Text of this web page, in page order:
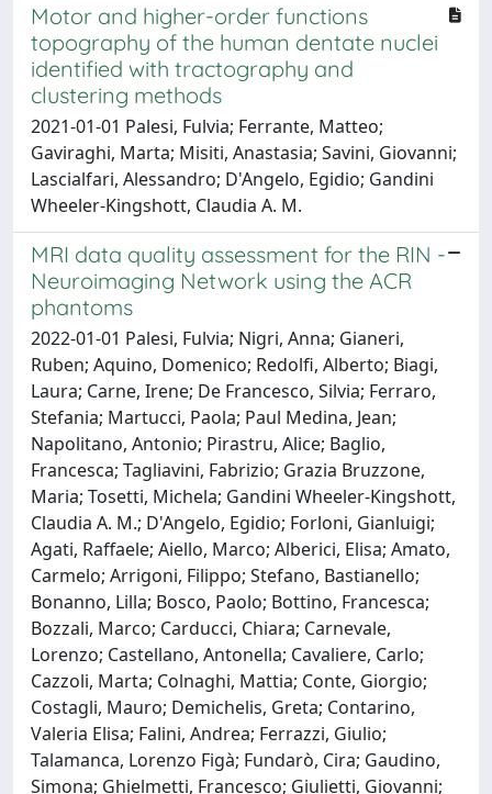
Motor and higher-order functions
topography of the human dentate nuclei
identified with tractography and
clustering methods
2021-01-01 Palesi, Fulvia; Ferrante, Matteo;
Gaviraghi, Marta; Misiti, Anastasia; Savini, Giovanni;
Lascialfari, Alessandro; D'Angelo, Egidio; Gandini
Wheeler‐Kingshott, Claudia A. M.
MRI data quality assessment for the RIN -
Neuroimaging Network using the ACR
phantoms
2022-01-01 Palesi, Fulvia; Nigri, Anna; Gianeri,
Ruben; Aquino, Domenico; Redolfi, Alberto; Biagi,
Laura; Carne, Irene; De Francesco, Silvia; Ferraro,
Stefania; Martucci, Paola; Paul Medina, Jean;
Napolitano, Antonio; Pirastru, Alice; Baglio,
Francesca; Tagliavini, Fabrizio; Grazia Bruzzone,
Maria; Tosetti, Michela; Gandini Wheeler-Kingshott,
Claudia A. M.; D'Angelo, Egidio; Forloni, Gianluigi;
Agati, Raffaele; Aiello, Marco; Alberici, Elisa; Amato,
Carmelo; Arrigoni, Filippo; Stefano, Bastianello;
Bonanno, Lilla; Bosco, Paolo; Bottino, Francesca;
Bozzali, Marco; Carducci, Chiara; Carnevale,
Lorenzo; Castellano, Antonella; Cavaliere, Carlo;
Cazzoli, Marta; Colnaghi, Mattia; Conte, Giorgio;
Costagli, Mauro; Demichelis, Greta; Contarino,
Valeria Elisa; Falini, Andrea; Ferrazzi, Giulio;
Talamanca, Lorenzo Figà; Fundarò, Cira; Gaudino,
Simona; Ghielmetti, Francesco; Giulietti, Giovanni;